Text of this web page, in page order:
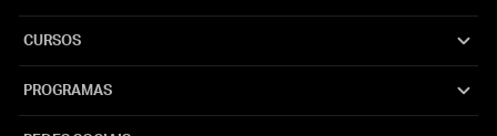
CURSOS
PROGRAMAS